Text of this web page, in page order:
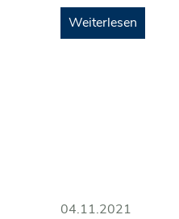
Weiterlesen
04.11.2021